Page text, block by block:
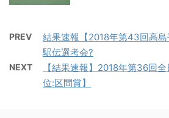
PREV
結果速報【2018年第43回高
駅伝選考会?
NEXT
【結果速報】2018年第36回
位:区間賞】